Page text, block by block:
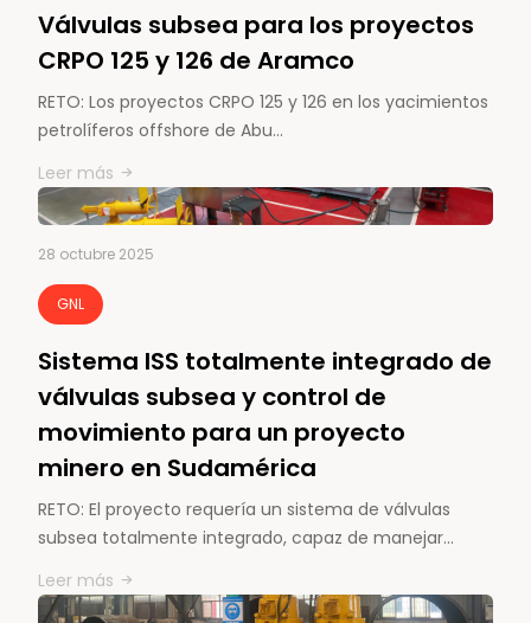
Válvulas subsea para los proyectos
CRPO 125 y 126 de Aramco
RETO: Los proyectos CRPO 125 y 126 en los yacimientos
petrolíferos offshore de Abu…
Leer más
28 octubre 2025
GNL
Sistema ISS totalmente integrado de
válvulas subsea y control de
movimiento para un proyecto
minero en Sudamérica
RETO: El proyecto requería un sistema de válvulas
subsea totalmente integrado, capaz de manejar…
Leer más